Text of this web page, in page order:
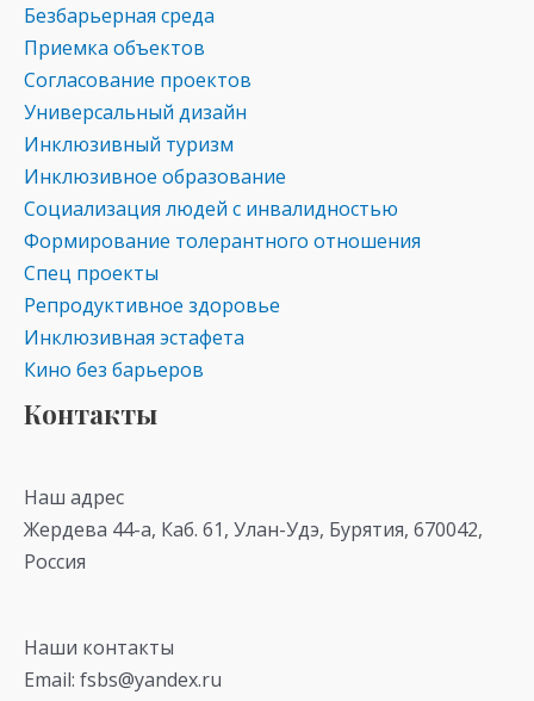
Безбарьерная среда
Приемка объектов
Согласование проектов
Универсальный дизайн
Инклюзивный туризм
Инклюзивное образование
Социализация людей с инвалидностью
Формирование толерантного отношения
Спец проекты
Репродуктивное здоровье
Инклюзивная эстафета
Кино без барьеров
Контакты
Наш адрес
Жердева 44-а, Каб. 61, Улан-Удэ, Бурятия, 670042,
Россия
Наши контакты
Email: fsbs@yandex.ru